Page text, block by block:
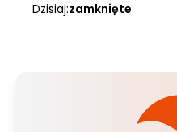
Dzisiaj:zamknięte